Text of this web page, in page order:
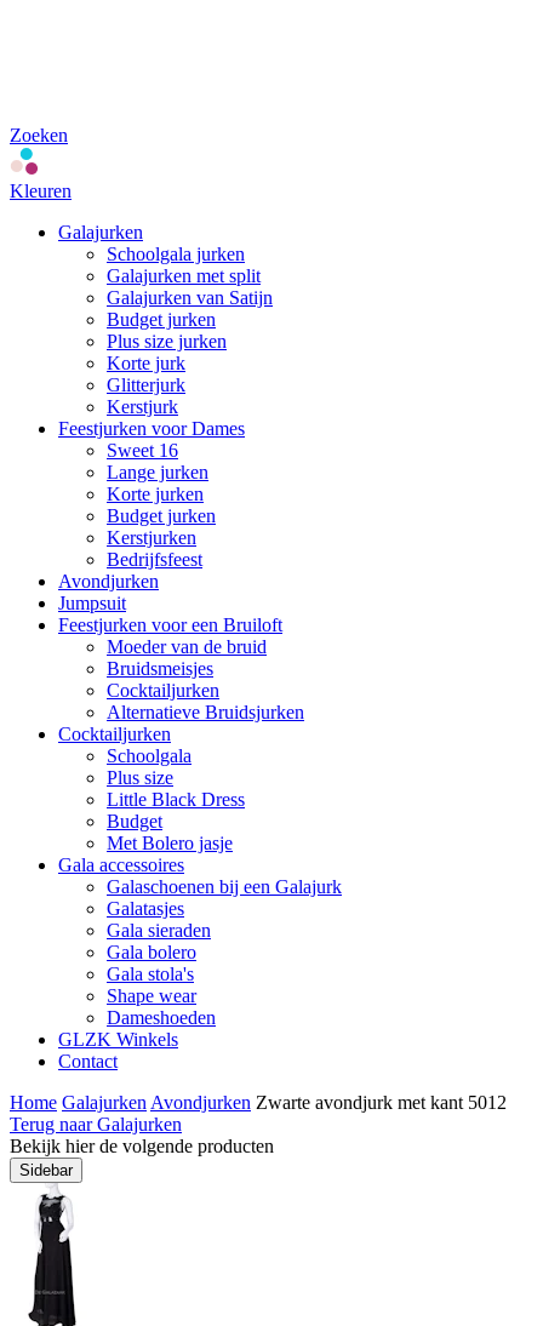
Zoeken
Kleuren
Galajurken
Schoolgala jurken
Galajurken met split
Galajurken van Satijn
Budget jurken
Plus size jurken
Korte jurk
Glitterjurk
Kerstjurk
Feestjurken voor Dames
Sweet 16
Lange jurken
Korte jurken
Budget jurken
Kerstjurken
Bedrijfsfeest
Avondjurken
Jumpsuit
Feestjurken voor een Bruiloft
Moeder van de bruid
Bruidsmeisjes
Cocktailjurken
Alternatieve Bruidsjurken
Cocktailjurken
Schoolgala
Plus size
Little Black Dress
Budget
Met Bolero jasje
Gala accessoires
Galaschoenen bij een Galajurk
Galatasjes
Gala sieraden
Gala bolero
Gala stola's
Shape wear
Dameshoeden
GLZK Winkels
Contact
Home Galajurken Avondjurken Zwarte avondjurk met kant 5012
Terug naar Galajurken
Bekijk hier de volgende producten
Sidebar